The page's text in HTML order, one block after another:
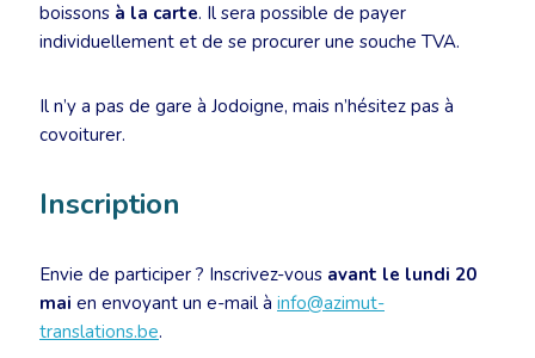
boissons à la carte. Il sera possible de payer
individuellement et de se procurer une souche TVA.
Il n’y a pas de gare à Jodoigne, mais n’hésitez pas à
covoiturer.
Inscription
Envie de participer ? Inscrivez-vous avant le lundi 20
mai en envoyant un e-mail à info@azimut-
translations.be.